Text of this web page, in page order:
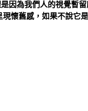
因為我們人的視覺暫
懷舊感，如果不說它